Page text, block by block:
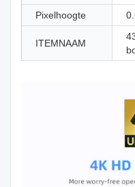
Pixelhoogte
ITEMNAAM